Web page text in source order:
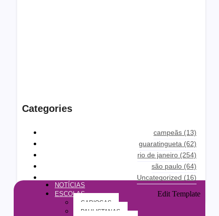
Categories
campeãs (13)
guaratingueta (62)
rio de janeiro (254)
são paulo (64)
Uncategorized (16)
Edit Template
NOTÍCIAS
ESCOLAS
CARIOCAS
PAULISTANAS